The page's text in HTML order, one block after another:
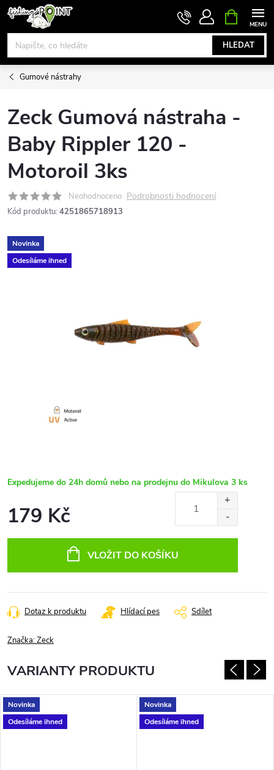
Přejít
obsah
HLEDAT
NÁKUPNÍ
KOŠÍK
Gumové nástrahy
Zeck Gumová nástraha -
Baby Rippler 120 -
Motoroil 3ks
Neohodnoceno Podrobnosti hodnocení
Kód produktu: 4251865718913
Novinka
Odesíláme ihned
Expedujeme do 24h domů nebo na prodejnu do Mikulova 3 ks
179 Kč
VLOŽIT DO KOŠÍKU
Dotaz k produktu Hlídací pes Sdílet
Značka:Zeck
VARIANTY PRODUKTU
Novinka
Odesíláme ihned
Novinka
Odesíláme ihned